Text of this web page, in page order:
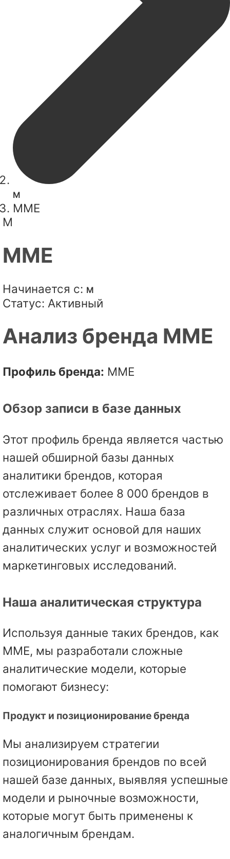
M
MME
M
MME
Начинается с: M
Статус: Активный
Анализ бренда MME
Профиль бренда: MME
Обзор записи в базе данных
Этот профиль бренда является частью
нашей обширной базы данных
аналитики брендов, которая
отслеживает более 8 000 брендов в
различных отраслях. Наша база
данных служит основой для наших
аналитических услуг и возможностей
маркетинговых исследований.
Наша аналитическая структура
Используя данные таких брендов, как
MME, мы разработали сложные
аналитические модели, которые
помогают бизнесу:
Продукт и позиционирование бренда
Мы анализируем стратегии
позиционирования брендов по всей
нашей базе данных, выявляя успешные
модели и рыночные возможности,
которые могут быть применены к
аналогичным брендам.